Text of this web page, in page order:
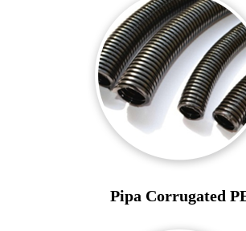
Pipa Corrugated